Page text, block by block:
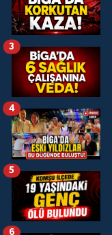
3
4
5
6